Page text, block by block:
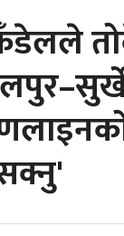
कँडेलले